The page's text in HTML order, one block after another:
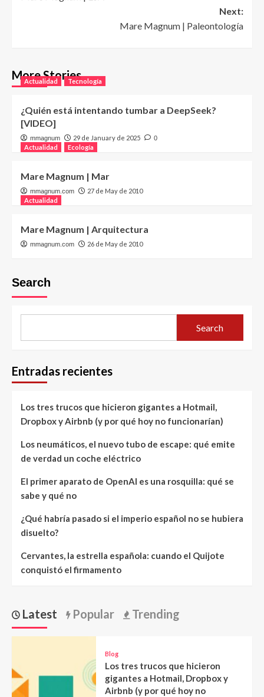
Next:
Mare Magnum | Paleontología
More Stories
Actualidad Tecnología
¿Quién está intentando tumbar a DeepSeek?
[VIDEO]
mmagnum 29 de January de 2025 0
Actualidad Ecología
Mare Magnum | Mar
mmagnum.com
27 de May de 2010
Actualidad
Mare Magnum | Arquitectura
mmagnum.com 26 de May de 2010
Search
Search
Entradas recientes
Los tres trucos que hicieron gigantes a Hotmail,
Dropbox y Airbnb (y por qué hoy no funcionarían)
Los neumáticos, el nuevo tubo de escape: qué emite
de verdad un coche eléctrico
El primer aparato de OpenAI es una rosquilla: qué se
sabe y qué no
¿Qué habría pasado si el imperio español no se hubiera
disuelto?
Cervantes, la estrella española: cuando el Quijote
conquistó el firmamento
Latest Popular Trending
Blog
Los tres trucos que hicieron
gigantes a Hotmail, Dropbox y
Airbnb (y por qué hoy no